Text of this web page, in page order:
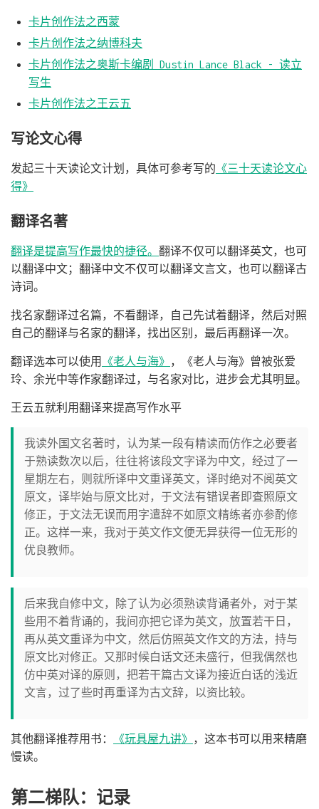
卡片创作法之西蒙
卡片创作法之纳博科夫
卡片创作法之奥斯卡编剧 Dustin Lance Black - 读立
写生
卡片创作法之王云五
写论文心得
发起三十天读论文计划，具体可参考写的 《三十天读论文心
得》
翻译名著
翻译是提高写作最快的捷径。 翻译不仅可以翻译英文，也可
以翻译中文；翻译中文不仅可以翻译文言文，也可以翻译古
诗词。
找名家翻译过名篇，不看翻译，自己先试着翻译，然后对照
自己的翻译与名家的翻译，找出区别，最后再翻译一次。
翻译选本可以使用 《老人与海》 ，《老人与海》曾被张爱
玲、余光中等作家翻译过，与名家对比，进步会尤其明显。
王云五就利用翻译来提高写作水平
我读外国文名著时，认为某一段有精读而仿作之必要者
于熟读数次以后，往往将该段文字译为中文，经过了一
星期左右，则就所译中文重译英文，译时绝对不阅英文
原文，译毕始与原文比对，于文法有错误者即査照原文
修正，于文法无误而用字遣辞不如原文精练者亦参酌修
正。这样一来，我对于英文作文便无异获得一位无形的
优良教师。
后来我自修中文，除了认为必须熟读背诵者外，对于某
些用不着背诵的，我间亦把它译为英文，放置若干日，
再从英文重译为中文，然后仿照英文作文的方法，持与
原文比对修正。又那时候白话文还未盛行，但我偶然也
仿中英对译的原则，把若干篇古文译为接近白话的浅近
文言，过了些时再重译为古文辞，以资比较。
其他翻译推荐用书： 《玩具屋九讲》 ，这本书可以用来精磨
慢读。
第二梯队：记录